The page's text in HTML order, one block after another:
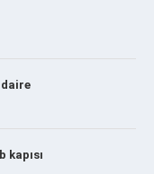
daire
kapısı